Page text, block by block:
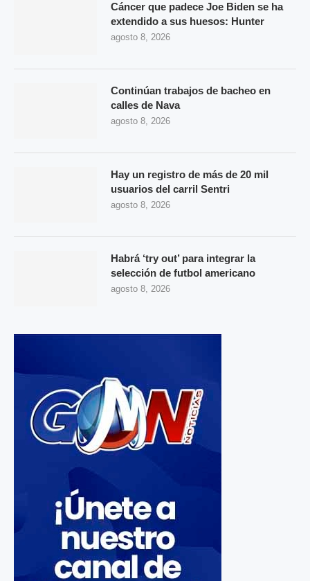
Cáncer que padece Joe Biden se ha
extendido a sus huesos: Hunter
agosto 8, 2026
Continúan trabajos de bacheo en
calles de Nava
agosto 8, 2026
Hay un registro de más de 20 mil
usuarios del carril Sentri
agosto 8, 2026
Habrá ‘try out’ para integrar la
selección de futbol americano
agosto 8, 2026